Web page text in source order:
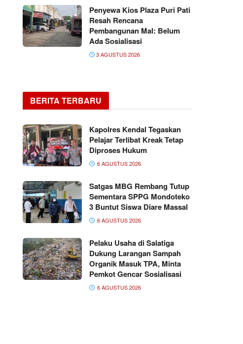
Penyewa Kios Plaza Puri Pati
Resah Rencana
Pembangunan Mal: Belum
Ada Sosialisasi
3 AGUSTUS 2026
BERITA TERBARU
Kapolres Kendal Tegaskan
Pelajar Terlibat Kreak Tetap
Diproses Hukum
6 AGUSTUS 2026
Satgas MBG Rembang Tutup
Sementara SPPG Mondoteko
3 Buntut Siswa Diare Massal
6 AGUSTUS 2026
Pelaku Usaha di Salatiga
Dukung Larangan Sampah
Organik Masuk TPA, Minta
Pemkot Gencar Sosialisasi
6 AGUSTUS 2026